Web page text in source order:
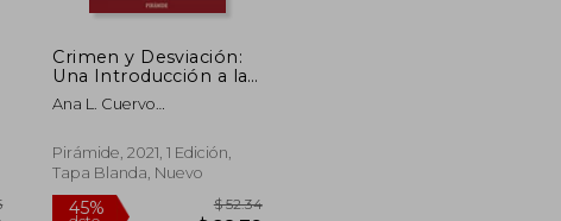
Crimen y Desviación:
Una Introducción a las
Teorías Criminológicas
Ana L. Cuervo
Pirámide, 2021, 1 Edición,
Tapa Blanda, Nuevo